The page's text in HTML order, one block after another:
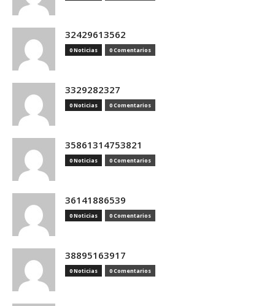
32429613562
0 Noticias 0 Comentarios
3329282327
0 Noticias 0 Comentarios
35861314753821
0 Noticias 0 Comentarios
36141886539
0 Noticias 0 Comentarios
38895163917
0 Noticias 0 Comentarios